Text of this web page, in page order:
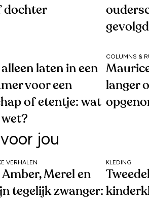
dochter
laten in een
voor een
of etentje: wat
COLUMNS &
langer
jou
VERHALEN
Merel en
tegelijk zwanger:
KLEDING